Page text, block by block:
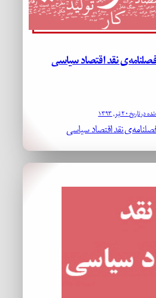
نقد اقتصاد سیاسی
تاریخ ۲۰ تیر, ۱۳۹۳
نقد اقتصاد سیاسی